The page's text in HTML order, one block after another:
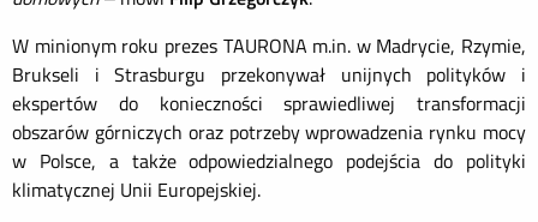
W minionym roku prezes TAURONA m.in. w Madrycie, Rzymie,
Brukseli i Strasburgu przekonywał unijnych polityków i
ekspertów do konieczności sprawiedliwej transformacji
obszarów górniczych oraz potrzeby wprowadzenia rynku mocy
w Polsce, a także odpowiedzialnego podejścia do polityki
klimatycznej Unii Europejskiej.